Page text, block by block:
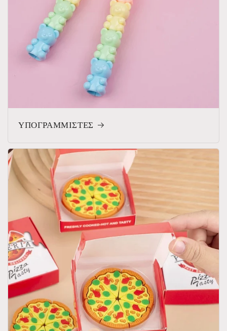
ΥΠΟΓΡΑΜΜΙΣΤΕΣ